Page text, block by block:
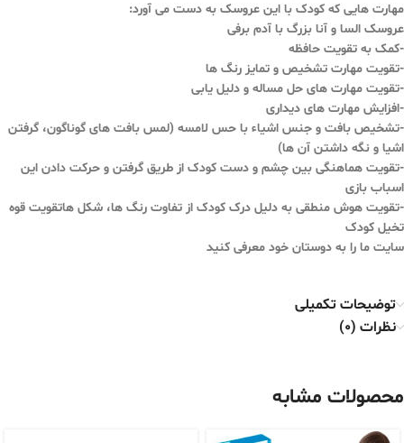
مهارت هایی که کودک با این عروسک به دست می آورد:
عروسک السا و آنا بزرگ با آدم برفی
-کمک به تقویت حافظه
-تقویت مهارت تشخیص و تمایز رنگ ها
-تقویت مهارت های حل مساله و دلیل یابی
-افزایش مهارت های دیداری
-تشخیص بافت و جنس اشیاء با حس لامسه (لمس بافت های گوناگون، گرفتن
اشیا و نگه داشتن آن ها)
-تقویت هماهنگی بین چشم و دست کودک از طریق گرفتن و حرکت دادن این
اسباب بازی
-تقویت هوش منطقی به دلیل درک کودک از تفاوت رنگ ها، شکل هاتقویت قوه
تخیل کودک
سایت ما را به دوستان خود معرفی کنید
توضیحات تکمیلی
نظرات (0)
محصولات مشابه